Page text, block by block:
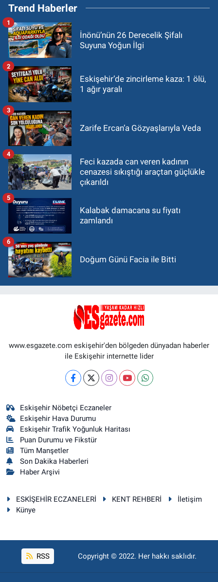
Trend Haberler
İnönü’nün 26 Derecelik Şifalı
Suyuna Yoğun İlgi
1
Eskişehir’de zincirleme kaza: 1 ölü,
1 ağır yaralı
2
Zarife Ercan’a Gözyaşlarıyla Veda
3
Feci kazada can veren kadının
cenazesi sıkıştığı araçtan güçlükle
çıkarıldı
4
Kalabak damacana su fiyatı
zamlandı
5
Doğum Günü Facia ile Bitti
6
www.esgazete.com eskişehir'den bölgeden dünyadan haberler
ile Eskişehir internette lider
Eskişehir Nöbetçi Eczaneler
Eskişehir Hava Durumu
Eskişehir Trafik Yoğunluk Haritası
Puan Durumu ve Fikstür
Tüm Manşetler
Son Dakika Haberleri
Haber Arşivi
ESKİŞEHİR ECZANELERİ KENT REHBERİ
İletişim
Künye
RSS Copyright © 2022. Her hakkı saklıdır.